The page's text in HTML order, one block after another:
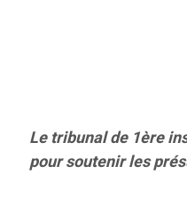
Le tribunal de 1ère
pour soutenir les